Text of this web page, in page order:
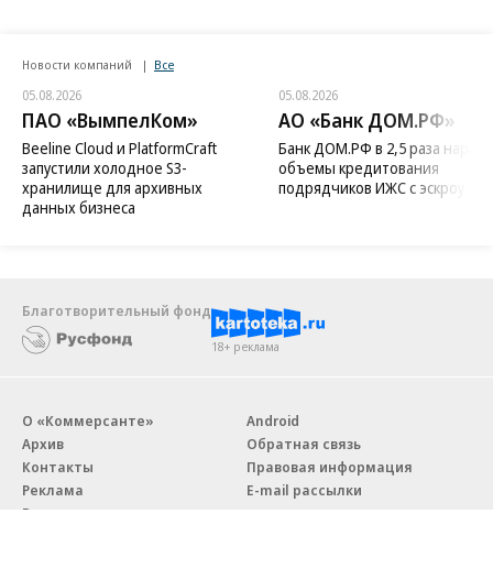
Новости компаний Все
05.08.2026
ПАО «ВымпелКом»
Beeline Cloud и PlatformCraft
запустили холодное S3-
хранилище для архивных
данных бизнеса
05.08.2026
АО «Банк ДОМ.РФ»
Банк ДОМ.РФ в 2,5 раза
объемы кредитования
подрядчиков ИЖС с эскроу
Благотворительный фонд
18+ реклама
О «Коммерсанте»
Архив
Контакты
Реклама
Вакансии
Android
Обратная связь
Правовая информация
E-mail рассылки